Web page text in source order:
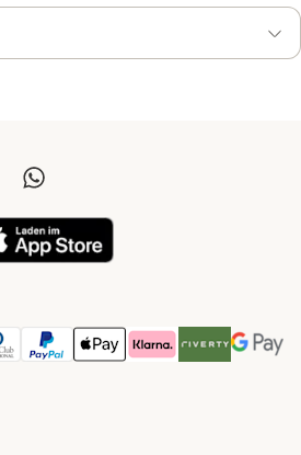
MethodPayment Method
Club Payment Method
PayPal Payment Method
Apple Pay Payment Method
Klarna Payment Method
Riverty Payment
Google
Method